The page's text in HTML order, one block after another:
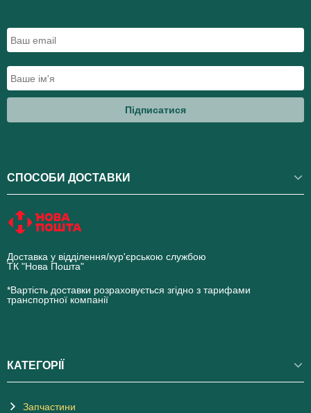
Підписатися
СПОСОБИ ДОСТАВКИ
Доставка у відділення/кур'єрською службою
ТК "Нова Пошта"
*Вартість доставки розраховується згідно з тарифами
транспортної компанії
КАТЕГОРІЇ
Запчастини